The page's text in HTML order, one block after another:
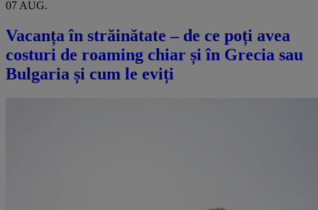
07 AUG.
Vacanța în străinătate – de ce poți avea
costuri de roaming chiar și în Grecia sau
Bulgaria și cum le eviți